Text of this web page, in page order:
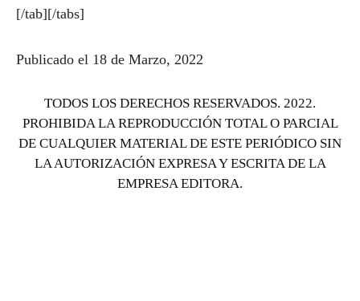
[/tab][/tabs]
Publicado el 18 de Marzo, 2022
TODOS LOS DERECHOS RESERVADOS. 2022.
PROHIBIDA LA REPRODUCCIÓN TOTAL O PARCIAL
DE CUALQUIER MATERIAL DE ESTE PERIÓDICO SIN
LA AUTORIZACIÓN EXPRESA Y ESCRITA DE LA
EMPRESA EDITORA.